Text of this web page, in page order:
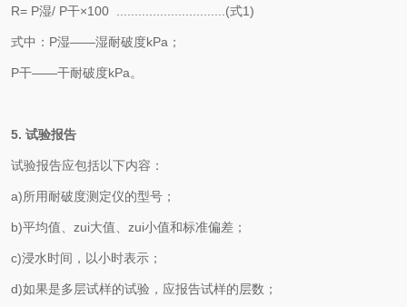
R= P湿/ P干×100 ..............................(式1)
式中：P湿——湿耐破度kPa；
P干——干耐破度kPa。
5. 试验报告
试验报告应包括以下内容：
a)所用耐破度测定仪的型号；
b)平均值、zui大值、zui小值和标准偏差；
c)浸水时间，以小时表示；
d)如果是多层试样的试验，应报告试样的层数；